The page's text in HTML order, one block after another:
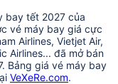
bay tết 2027 của
vé máy bay giá cực
Airlines, Vietjet Air,
Airlines... đã mở bán
Bảng giá vé máy bay
VeXeRe.com.